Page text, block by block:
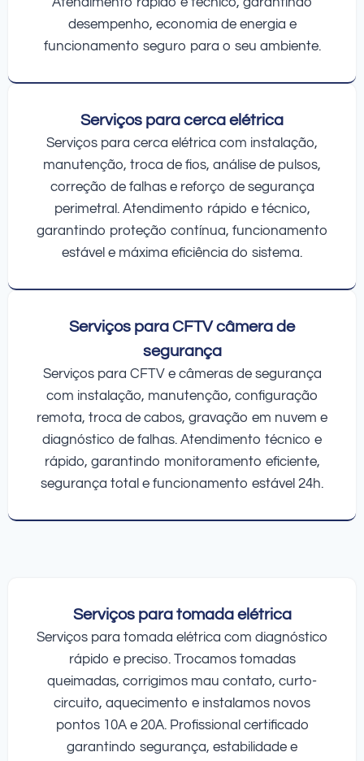
desempenho, economia de energia e
funcionamento seguro para o seu ambiente.
Serviços para cerca elétrica
Serviços para cerca elétrica com instalação,
manutenção, troca de fios, análise de pulsos,
correção de falhas e reforço de segurança
perimetral. Atendimento rápido e técnico,
garantindo proteção contínua, funcionamento
estável e máxima eficiência do sistema.
Serviços para CFTV câmera de
segurança
Serviços para CFTV e câmeras de segurança
com instalação, manutenção, configuração
remota, troca de cabos, gravação em nuvem e
diagnóstico de falhas. Atendimento técnico e
rápido, garantindo monitoramento eficiente,
segurança total e funcionamento estável 24h.
Serviços para tomada elétrica
Serviços para tomada elétrica com diagnóstico
rápido e preciso. Trocamos tomadas
queimadas, corrigimos mau contato, curto-
circuito, aquecimento e instalamos novos
pontos 10A e 20A. Profissional certificado
garantindo segurança, estabilidade e